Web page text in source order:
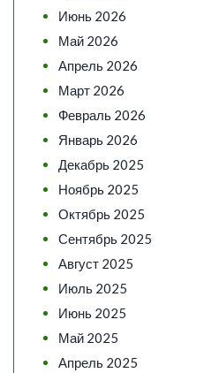
Июнь 2026
Май 2026
Апрель 2026
Март 2026
Февраль 2026
Январь 2026
Декабрь 2025
Ноябрь 2025
Октябрь 2025
Сентябрь 2025
Август 2025
Июль 2025
Июнь 2025
Май 2025
Апрель 2025